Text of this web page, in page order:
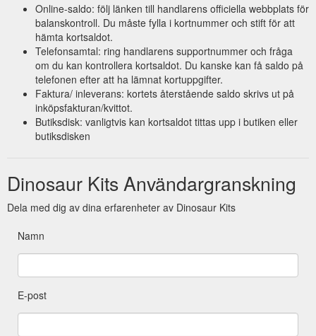
Online-saldo: följ länken till handlarens officiella webbplats för
balanskontroll. Du måste fylla i kortnummer och stift för att
hämta kortsaldot.
Telefonsamtal: ring handlarens supportnummer och fråga
om du kan kontrollera kortsaldot. Du kanske kan få saldo på
telefonen efter att ha lämnat kortuppgifter.
Faktura/ inleverans: kortets återstående saldo skrivs ut på
inköpsfakturan/kvittot.
Butiksdisk: vanligtvis kan kortsaldot tittas upp i butiken eller
butiksdisken
Dinosaur Kits Användargranskning
Dela med dig av dina erfarenheter av Dinosaur Kits
Namn
E-post